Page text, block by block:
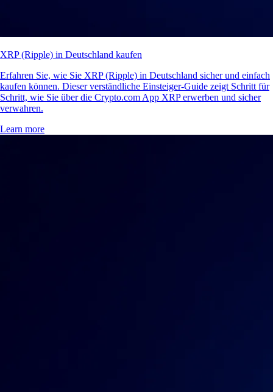
XRP (Ripple) in Deutschland kaufen
Erfahren Sie, wie Sie XRP (Ripple) in Deutschland sicher und einfach
kaufen können. Dieser verständliche Einsteiger-Guide zeigt Schritt für
Schritt, wie Sie über die Crypto.com App XRP erwerben und sicher
verwahren.
Learn more